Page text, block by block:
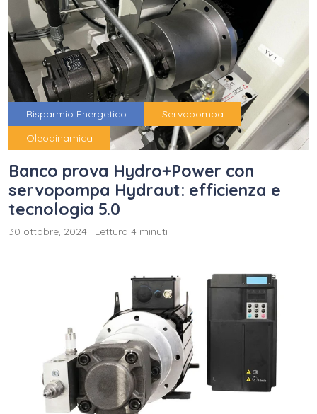
Risparmio Energetico
Servopompa
Oleodinamica
Banco prova Hydro+Power con
servopompa Hydraut: efficienza e
tecnologia 5.0
30 ottobre, 2024 | Lettura 4 minuti